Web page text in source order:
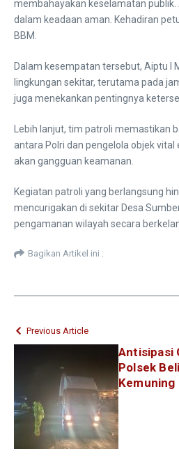
membahayakan keselamatan
dalam keadaan aman. Kehadiran
BBM.
​Dalam kesempatan tersebut, Aiptu I
lingkungan sekitar, terutama pada
juga menekankan pentingnya
​Lebih lanjut, tim patroli memastikan
antara Polri dan pengelola objek
akan gangguan keamanan.
​Kegiatan patroli yang berlangsung
mencurigakan di sekitar Desa
pengamanan wilayah secara
Bagikan Artikel ini :
Previous Article
Antisipasi
Polsek
Kemuning